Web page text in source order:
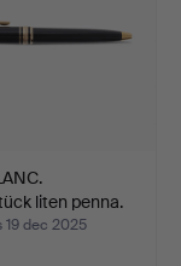
liten penna.
19 dec 2025